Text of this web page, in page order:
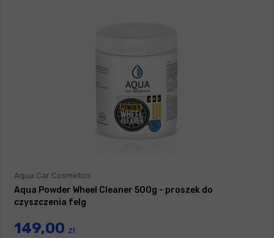
Aqua Car Cosmetics
Aqua Powder Wheel Cleaner 500g - proszek do
czyszczenia felg
149,00 zł